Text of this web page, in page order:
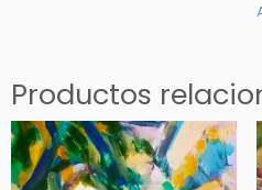
Productos